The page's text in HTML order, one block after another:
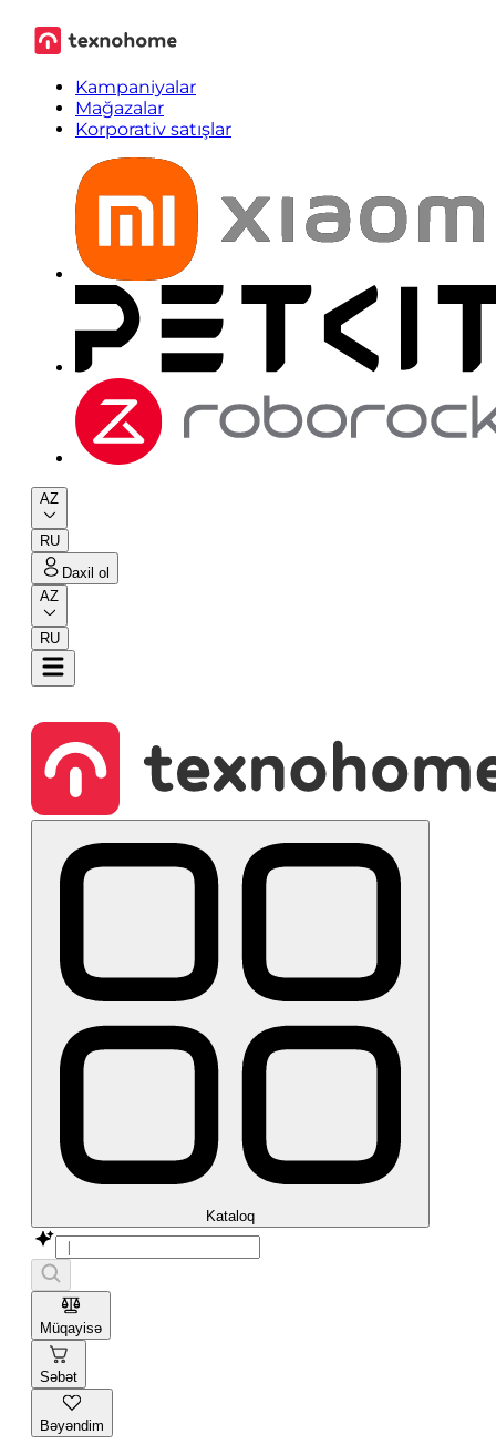
Kampaniyalar
Mağazalar
Korporativ satışlar
AZ
RU
Daxil ol
AZ
RU
Kataloq
Müqayisə
Səbət
Bəyəndim